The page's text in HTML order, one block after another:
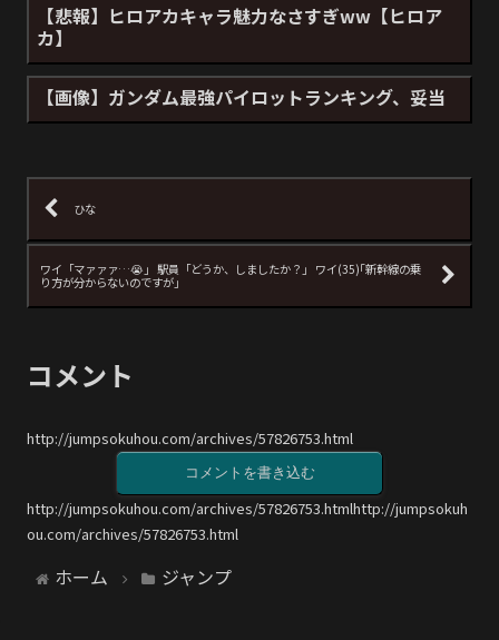
【悲報】ヒロアカキャラ魅力なさすぎww【ヒロア
カ】
【画像】ガンダム最強パイロットランキング、妥当
ひな
ワイ「マァァァ…😭」 駅員「どうか、しましたか？」 ワイ(35)｢新幹線の乗
り方が分からないのですが｣
コメント
http://jumpsokuhou.com/archives/57826753.html
コメントを書き込む
http://jumpsokuhou.com/archives/57826753.htmlhttp://jumpsokuh
ou.com/archives/57826753.html
ホーム ジャンプ